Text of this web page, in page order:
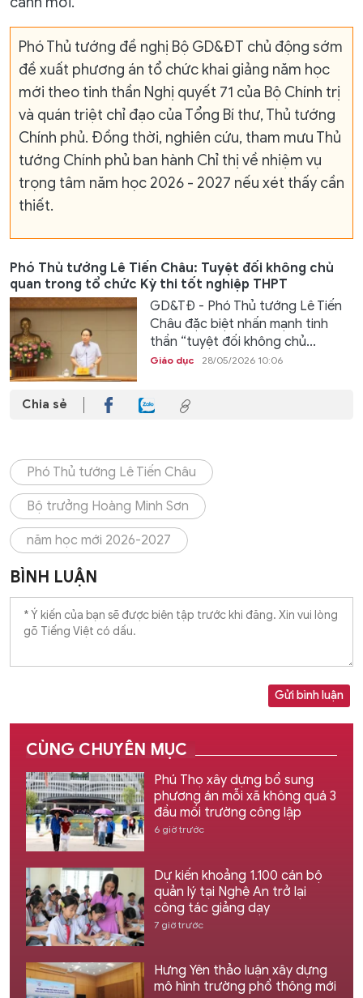
Phó Thủ tướng đề nghị Bộ GD&ĐT chủ động sớm
đề xuất phương án tổ chức khai giảng năm học
mới theo tinh thần Nghị quyết 71 của Bộ Chính trị
và quán triệt chỉ đạo của Tổng Bí thư, Thủ tướng
Chính phủ. Đồng thời, nghiên cứu, tham mưu Thủ
tướng Chính phủ ban hành Chỉ thị về nhiệm vụ
trọng tâm năm học 2026 - 2027 nếu xét thấy cần
thiết.
Phó Thủ tướng Lê Tiến Châu: Tuyệt đối không chủ
quan trong tổ chức Kỳ thi tốt nghiệp THPT
GD&TĐ - Phó Thủ tướng Lê Tiến
Châu đặc biệt nhấn mạnh tinh
thần “tuyệt đối không chủ...
Giáo dục 28/05/2026 10:06
Chia sẻ
Phó Thủ tướng Lê Tiến Châu
Bộ trưởng Hoàng Minh Sơn
năm học mới 2026-2027
BÌNH LUẬN
Gửi bình luận
CÙNG CHUYÊN MỤC
Phú Thọ xây dựng bổ sung
phương án mỗi xã không quá 3
đầu mối trường công lập
6 giờ trước
Dự kiến khoảng 1.100 cán bộ
quản lý tại Nghệ An trở lại
công tác giảng dạy
7 giờ trước
Hưng Yên thảo luận xây dựng
mô hình trường phổ thông mới